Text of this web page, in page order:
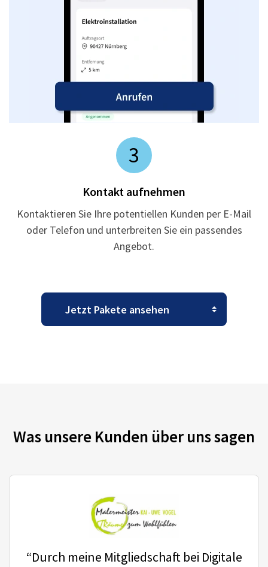
3
Kontakt aufnehmen
Kontaktieren Sie Ihre potentiellen Kunden per E-Mail
oder Telefon und unterbreiten Sie ein passendes
Angebot.
Was unsere Kunden über uns sagen
“Durch meine Mitgliedschaft bei Digitale